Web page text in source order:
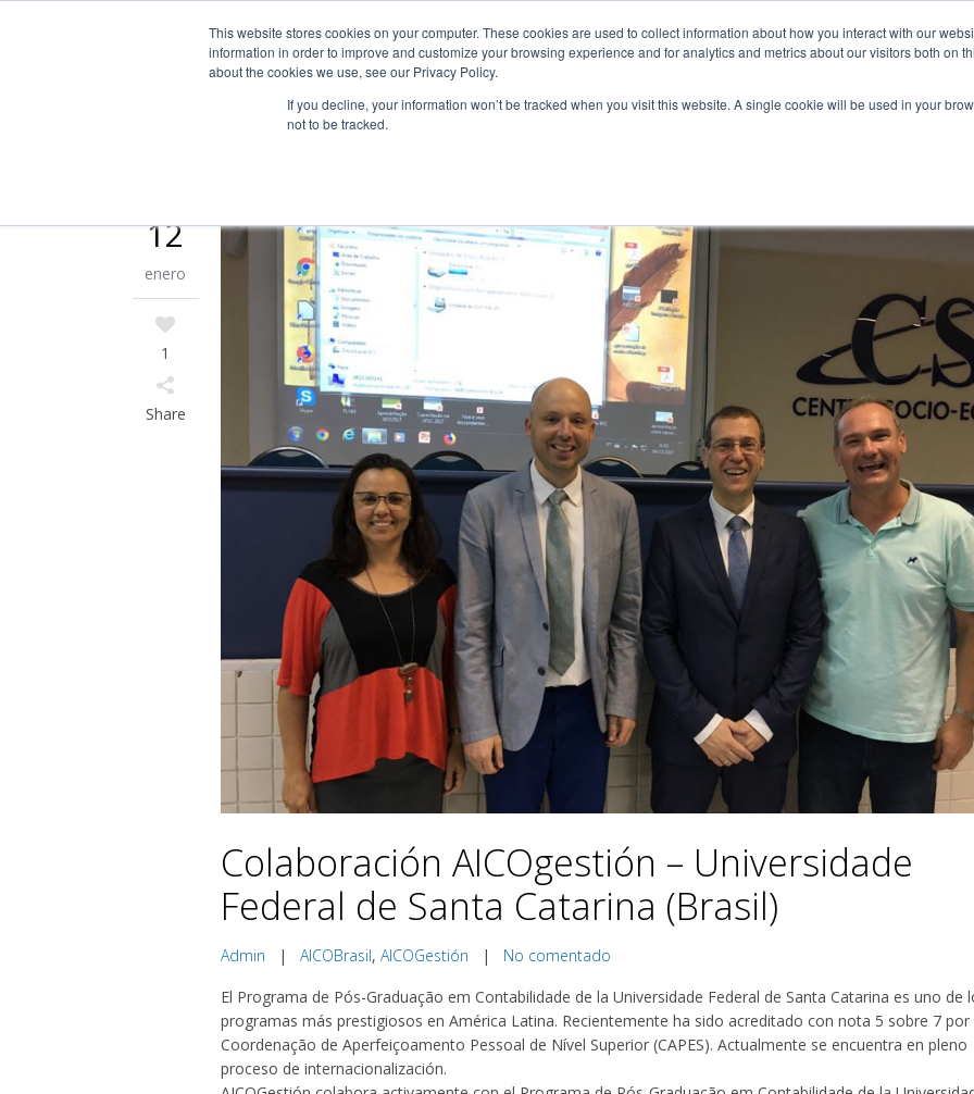
This website stores cookies on your computer. These cookies are used to collect information about how you interact with our
information in order to improve and customize your browsing experience and for analytics and metrics about our visitors both on
about the cookies we use, see our Privacy Policy.
If you decline, your information won’t be tracked when you visit this website. A single cookie will be used in your
not to be tracked.
Guía de uso
INICIO ÁREAS FORMACIÓN EVENTOS CERTIFICACIONES
12
enero
1
Share
Colaboración AICOgestión – Universidade
Federal de Santa Catarina (Brasil)
Admin | AICOBrasil, AICOGestión | No comentado
El Programa de Pós-Graduação em Contabilidade de la Universidade Federal de Santa Catarina es uno de
programas más prestigiosos en América Latina. Recientemente ha sido acreditado con nota 5 sobre 7 por
Coordenação de Aperfeiçoamento Pessoal de Nível Superior (CAPES). Actualmente se encuentra en pleno
proceso de internacionalización.